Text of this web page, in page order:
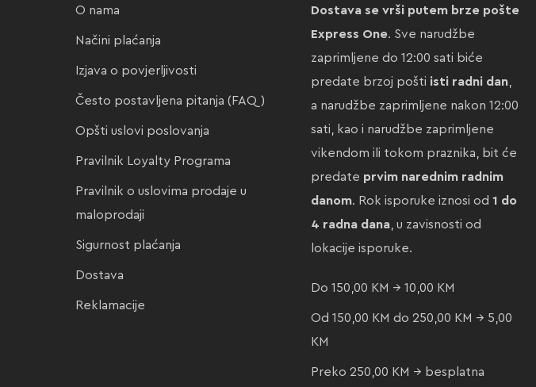
O nama
Načini plaćanja
Izjava o povjerljivosti
Često postavljena pitanja (FAQ)
Opšti uslovi poslovanja
Pravilnik Loyalty Programa
Pravilnik o uslovima prodaje u
maloprodaji
Sigurnost plaćanja
Dostava
Reklamacije
Dostava se vrši putem brze pošte
Express One. Sve narudžbe
zaprimljene do 12:00 sati biće
predate brzoj pošti isti radni dan,
a narudžbe zaprimljene nakon 12:00
sati, kao i narudžbe zaprimljene
vikendom ili tokom praznika, bit će
predate prvim narednim radnim
danom. Rok isporuke iznosi od 1 do
4 radna dana, u zavisnosti od
lokacije isporuke.
Do 150,00 KM → 10,00 KM
Od 150,00 KM do 250,00 KM → 5,00
KM
Preko 250,00 KM → besplatna